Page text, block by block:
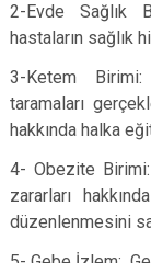
Dursunbey
Erdek
Gömeç
Gönen
2-Evde Sağlık
hastaların sağlık
3-Ketem Birimi:
taramaları
hakkında halka
4- Obezite
zararları
düzenlenmesini